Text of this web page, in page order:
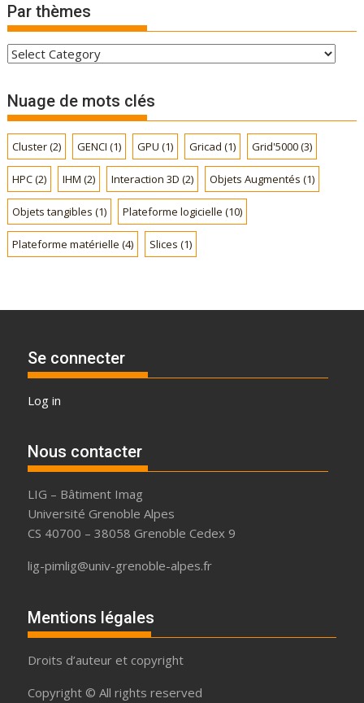
Par thèmes
P
r
t
h
è
m
e
s
Nuage de mots clés
Cluster(2) GENCI (1) GPU (1) Gricad (1) Grid'5000(3)
HPC(2) IHM (2) Interaction 3D (2) Objets Augmentés (1)
Objets tangibles (1) Plateforme logicielle (10)
Plateforme matérielle (4) Slices (1)
Se connecter
Log in
Nous contacter
LIG – Bâtiment Imag
Université Grenoble Alpes
CS 40700 – 38058 Grenoble Cedex 9
lig-pimlig@univ-grenoble-alpes.fr
Mentions légales
Droits d’auteur et copyright
Copyright © All rights reserved